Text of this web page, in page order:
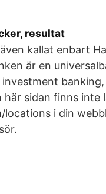
resultat
kallat enbart
är en
sidan finns inte
i din